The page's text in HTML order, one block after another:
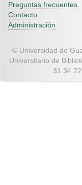
Preguntas frecuentes
Contacto
Administración
© Universidad de
Universitario de
31 34